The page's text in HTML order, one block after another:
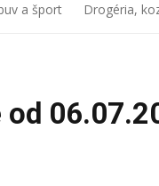
a šport Drogéria,
od